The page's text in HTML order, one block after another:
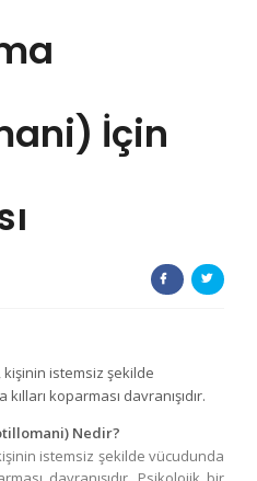
İçin
istemsiz şekilde
koparması davranışıdır.
Nedir?
istemsiz şekilde vücudunda